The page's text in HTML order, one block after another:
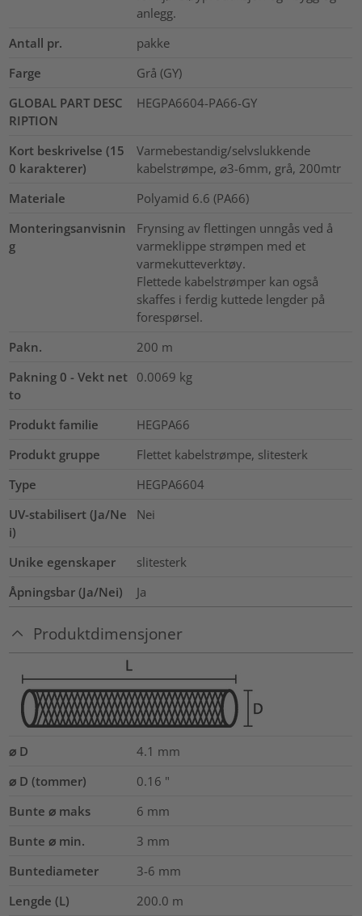
anlegg.
Antall pr.
pakke
Farge
Grå (GY)
GLOBAL PART DESC
RIPTION
HEGPA6604-PA66-GY
Kort beskrivelse (15
0 karakterer)
Varmebestandig/selvslukkende
kabelstrømpe, ⌀3-6mm, grå, 200mtr
Materiale
Polyamid 6.6 (PA66)
Monteringsanvisnin
g
Frynsing av flettingen unngås ved å
varmeklippe strømpen med et
varmekutteverktøy.
Flettede kabelstrømper kan også
skaffes i ferdig kuttede lengder på
forespørsel.
Pakn.
200 m
Pakning 0 - Vekt net
to
0.0069 kg
Produkt familie
HEGPA66
Produkt gruppe
Flettet kabelstrømpe, slitesterk
Type
HEGPA6604
UV-stabilisert (Ja/Ne
i)
Nei
Unike egenskaper
slitesterk
Åpningsbar (Ja/Nei)
Ja
Produktdimensjoner
⌀ D 4.1 mm
⌀ D (tommer)
0.16 "
Bunte ⌀ maks
6 mm
Bunte ⌀ min.
3 mm
Buntediameter
3-6 mm
Lengde (L)
200.0 m